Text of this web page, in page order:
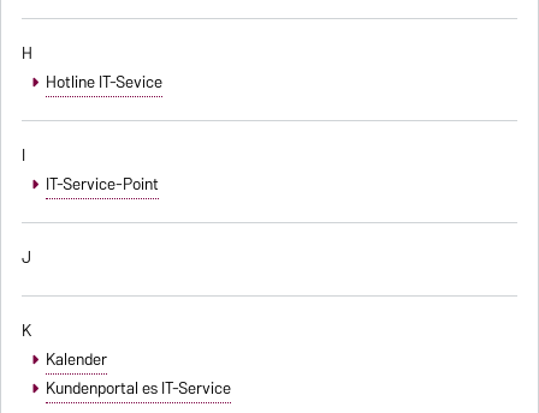
H
Hotline IT-Sevice
I
IT-Service-Point
J
K
Kalender
Kundenportal es IT-Service